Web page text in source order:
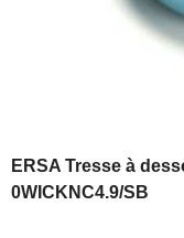
ERSA Tresse à
0WICKNC4.9/SB